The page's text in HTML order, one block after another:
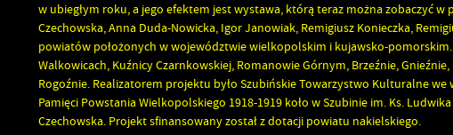
w ubiegłym roku, a jego efektem jest wystawa, którą teraz można zobaczyć
Czechowska, Anna Duda-Nowicka, Igor Janowiak, Remigiusz Konieczka,
powiatów położonych w województwie wielkopolskim i kujawsko-pomorskim.
Walkowicach, Kuźnicy Czarnkowskiej, Romanowie Górnym, Brzeźnie,
Rogoźnie. Realizatorem projektu było Szubińskie Towarzystwo Kulturalne
Pamięci Powstania Wielkopolskiego 1918-1919 koło w Szubinie im. Ks.
Czechowska. Projekt sfinansowany został z dotacji powiatu nakielskiego.